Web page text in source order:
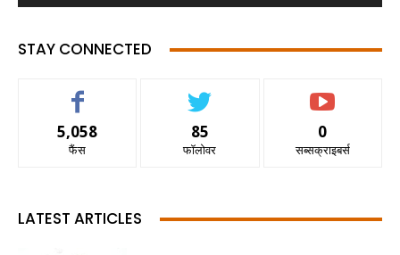
STAY CONNECTED
5,058
फैंस
85
फॉलोवर
0
सब्सक्राइबर्स
LATEST ARTICLES